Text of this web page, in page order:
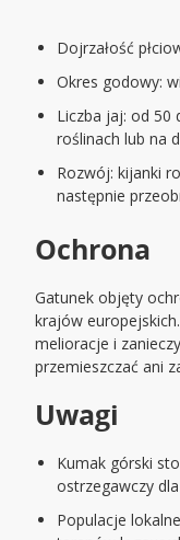
Dojrzałość
Okres godowy:
Liczba jaj: od 50
roślinach lub na
Rozwój: kijanki
następnie
Ochrona
Gatunek objęty
krajów
melioracje i
przemieszczać ani
Uwagi
Kumak górski
ostrzegawczy
Populacje